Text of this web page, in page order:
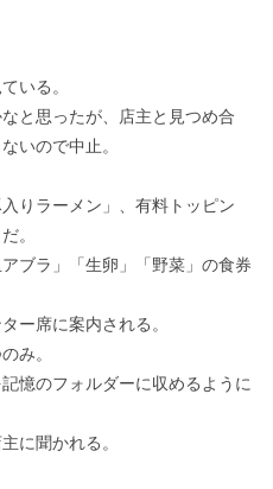
いる。
と思ったが、店主と見つめ合
いので中止。
りラーメン」、有料トッピン
。
ブラ」「生卵」「野菜」の食券
ー席に案内される。
み。
憶のフォルダーに収めるように
に聞かれる。